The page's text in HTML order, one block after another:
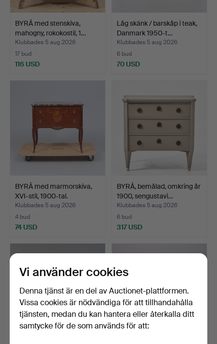
BYRÅ med stenskiva,
mahogny, rokokostil, 1…
Klubbades 5 aug 2026
17 bud
116 USD
Låg skänk / barskåp i teak,
Danmark 1950-t…
Klubbades 5 aug 2026
6 bud
70 USD
BYRÅ med marmorskiva,
XVI-stil, 1900-tal.
Klubbades 5 aug 2026
4 bud
74 USD
BYRÅ, bemålad, omkring år
1900, sengustavi…
Klubbades 5 aug 2026
6 bud
317 USD
Vi använder cookies
Denna tjänst är en del av Auctionet-plattformen.
Vissa cookies är nödvändiga för att tillhandahålla
tjänsten, medan du kan hantera eller återkalla ditt
samtycke för de som används för att: